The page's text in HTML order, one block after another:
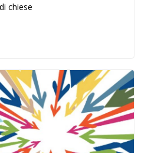
chiese